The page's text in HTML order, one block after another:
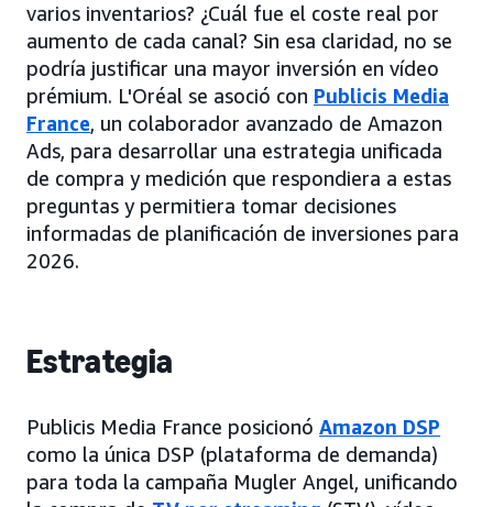
varios inventarios? ¿Cuál fue el coste real por
aumento de cada canal? Sin esa claridad, no se
podría justificar una mayor inversión en vídeo
prémium. L'Oréal se asoció con Publicis Media
France, un colaborador avanzado de Amazon
Ads, para desarrollar una estrategia unificada
de compra y medición que respondiera a estas
preguntas y permitiera tomar decisiones
informadas de planificación de inversiones para
2026.
Estrategia
Publicis Media France posicionó Amazon DSP
como la única DSP (plataforma de demanda)
para toda la campaña Mugler Angel, unificando